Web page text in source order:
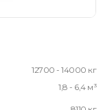
12700 - 14000 кг
1,8 - 6,4 м³